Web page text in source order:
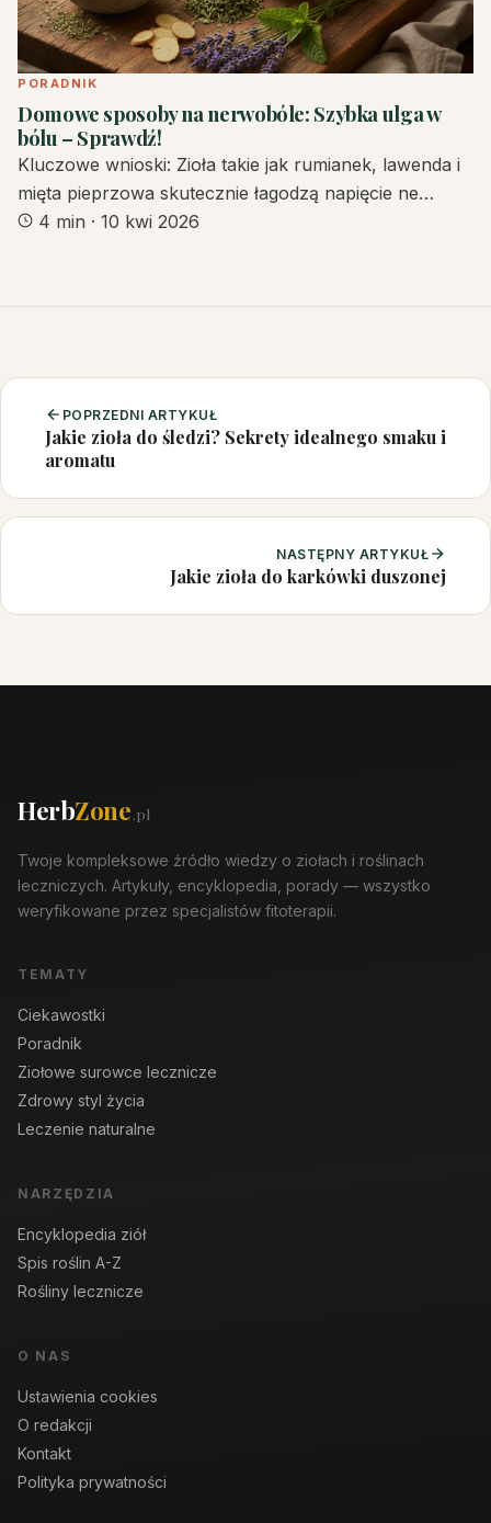
PORADNIK
Domowe sposoby na nerwobóle: Szybka ulga w
bólu – Sprawdź!
Kluczowe wnioski: Zioła takie jak rumianek, lawenda i
mięta pieprzowa skutecznie łagodzą napięcie ne…
4 min · 10 kwi 2026
POPRZEDNI ARTYKUŁ
Jakie zioła do śledzi? Sekrety idealnego smaku i
aromatu
NASTĘPNY ARTYKUŁ
Jakie zioła do karkówki duszonej
HerbZone.pl
Twoje kompleksowe źródło wiedzy o ziołach i roślinach
leczniczych. Artykuły, encyklopedia, porady — wszystko
weryfikowane przez specjalistów fitoterapii.
TEMATY
Ciekawostki
Poradnik
Ziołowe surowce lecznicze
Zdrowy styl życia
Leczenie naturalne
NARZĘDZIA
Encyklopedia ziół
Spis roślin A-Z
Rośliny lecznicze
O NAS
Ustawienia cookies
O redakcji
Kontakt
Polityka prywatności